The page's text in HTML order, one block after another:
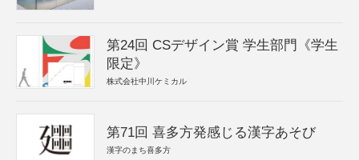
第24回 CSデザイン賞 学生部門《学生
限定》
株式会社中川ケミカル
第71回 喜多方発感じる漢字あそび
漢字のまち喜多方